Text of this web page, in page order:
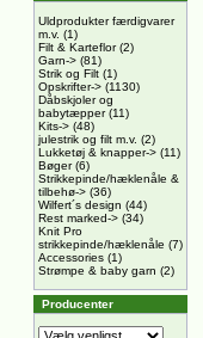
Uldprodukter færdigvarer
m.v. (1)
Filt & Karteflor(2)
Garn-> (81)
Strik og Filt (1)
Opskrifter-> (1130)
Dåbskjoler og
babytæpper(11)
Kits-> (48)
julestrik og filt m.v. (2)
Lukketøj & knapper-> (11)
Bøger(6)
Strikkepinde/hæklenåle &
tilbehø-> (36)
Wilfert´s design (44)
Rest marked-> (34)
Knit Pro
strikkepinde/hæklenåle (7)
Accessories (1)
Strømpe & baby garn (2)
Producenter